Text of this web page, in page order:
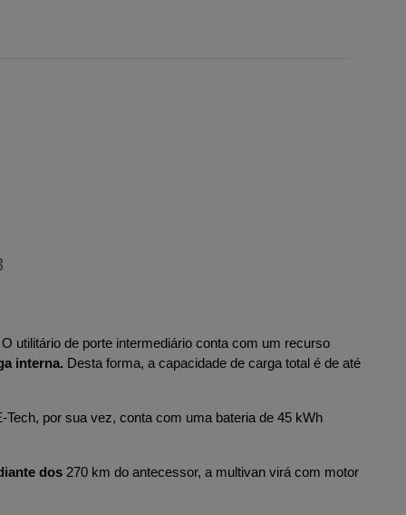
utilitário de porte intermediário conta com um recurso
interna. Desta forma, a capacidade de carga total é de até
por sua vez, conta com uma bateria de 45 kWh
dos 270 km do antecessor, a multivan virá com motor